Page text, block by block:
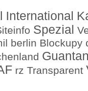
International
Spezial
berlin Blockupy
rz Transparent